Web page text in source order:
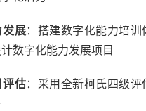
展：搭建数字化能力培
数字化能力发展项目
估：采用全新柯氏四级